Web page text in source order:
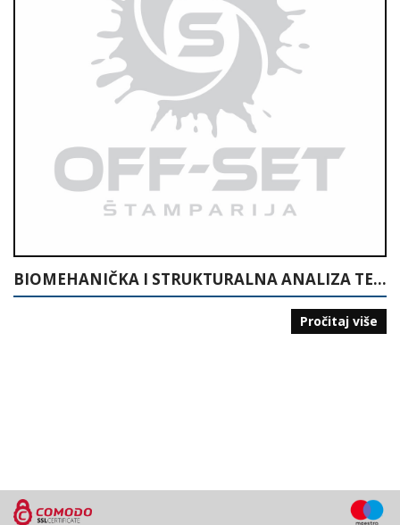
BIOMEHANIČKA I STRUKTURALNA ANALIZA TEHNIKE RUKOMETA
Pročitaj više